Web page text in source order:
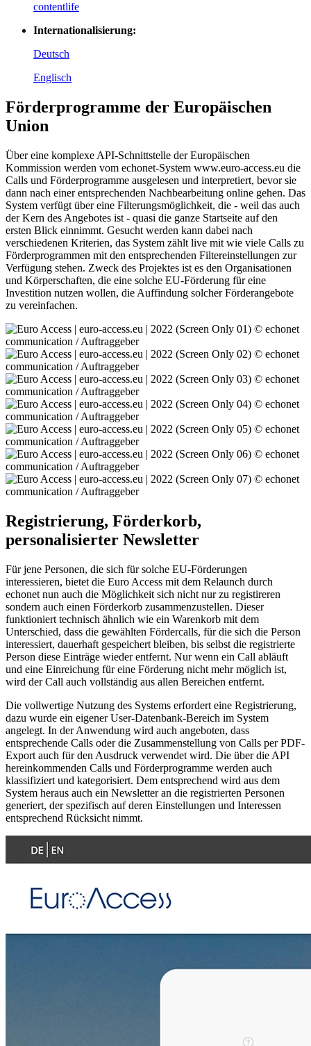
contentlife
Internationalisierung:
Deutsch
Englisch
Förderprogramme der Europäischen
Union
Über eine komplexe API-Schnittstelle der Europäischen
Kommission werden vom echonet-System www.euro-access.eu die
Calls und Förderprogramme ausgelesen und interpretiert, bevor sie
dann nach einer entsprechenden Nachbearbeitung online gehen. Das
System verfügt über eine Filterungsmöglichkeit, die - weil das auch
der Kern des Angebotes ist - quasi die ganze Startseite auf den
ersten Blick einnimmt. Gesucht werden kann dabei nach
verschiedenen Kriterien, das System zählt live mit wie viele Calls zu
Förderprogrammen mit den entsprechenden Filtereinstellungen zur
Verfügung stehen. Zweck des Projektes ist es den Organisationen
und Körperschaften, die eine solche EU-Förderung für eine
Investition nutzen wollen, die Auffindung solcher Förderangebote
zu vereinfachen.
Registrierung, Förderkorb,
personalisierter Newsletter
Für jene Personen, die sich für solche EU-Förderungen
interessieren, bietet die Euro Access mit dem Relaunch durch
echonet nun auch die Möglichkeit sich nicht nur zu registireren
sondern auch einen Förderkorb zusammenzustellen. Dieser
funktioniert technisch ähnlich wie ein Warenkorb mit dem
Unterschied, dass die gewählten Fördercalls, für die sich die Person
interessiert, dauerhaft gespeichert bleiben, bis selbst die registrierte
Person diese Einträge wieder entfernt. Nur wenn ein Call abläuft
und eine Einreichung für eine Förderung nicht mehr möglich ist,
wird der Call auch vollständig aus allen Bereichen entfernt.
Die vollwertige Nutzung des Systems erfordert eine Registrierung,
dazu wurde ein eigener User-Datenbank-Bereich im System
angelegt. In der Anwendung wird auch angeboten, dass
entsprechende Calls oder die Zusammenstellung von Calls per PDF-
Export auch für den Ausdruck verwendet wird. Die über die API
hereinkommenden Calls und Förderprogramme werden auch
klassifiziert und kategorisiert. Dem entsprechend wird aus dem
System heraus auch ein Newsletter an die registrierten Personen
generiert, der spezifisch auf deren Einstellungen und Interessen
entsprechend Rücksicht nimmt.